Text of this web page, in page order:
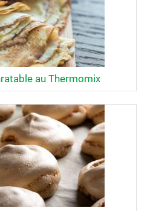
au Thermomix